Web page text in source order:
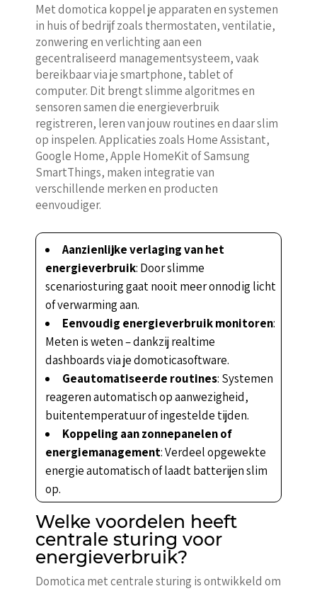
Met domotica koppel je apparaten en systemen
in huis of bedrijf zoals thermostaten, ventilatie,
zonwering en verlichting aan een
gecentraliseerd managementsysteem, vaak
bereikbaar via je smartphone, tablet of
computer. Dit brengt slimme algoritmes en
sensoren samen die energieverbruik
registreren, leren van jouw routines en daar slim
op inspelen. Applicaties zoals Home Assistant,
Google Home, Apple HomeKit of Samsung
SmartThings, maken integratie van
verschillende merken en producten
eenvoudiger.
Aanzienlijke verlaging van het
energieverbruik: Door slimme
scenariosturing gaat nooit meer onnodig licht
of verwarming aan.
Eenvoudig energieverbruik monitoren:
Meten is weten – dankzij realtime
dashboards via je domoticasoftware.
Geautomatiseerde routines: Systemen
reageren automatisch op aanwezigheid,
buitentemperatuur of ingestelde tijden.
Koppeling aan zonnepanelen of
energiemanagement: Verdeel opgewekte
energie automatisch of laadt batterijen slim
op.
Welke voordelen heeft
centrale sturing voor
energieverbruik?
Domotica met centrale sturing is ontwikkeld om